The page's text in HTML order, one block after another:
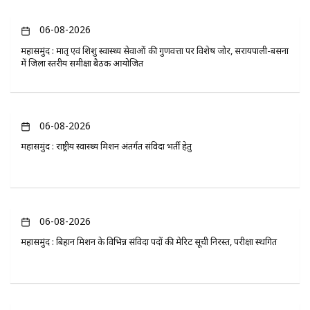
06-08-2026
महासमुंद : मातृ एवं शिशु स्वास्थ्य सेवाओं की गुणवत्ता पर विशेष जोर, सरायपाली-बसना
में जिला स्तरीय समीक्षा बैठक आयोजित
06-08-2026
महासमुंद : राष्ट्रीय स्वास्थ्य मिशन अंतर्गत संविदा भर्ती हेतु
06-08-2026
महासमुंद : बिहान मिशन के विभिन्न संविदा पदों की मेरिट सूची निरस्त, परीक्षा स्थगित